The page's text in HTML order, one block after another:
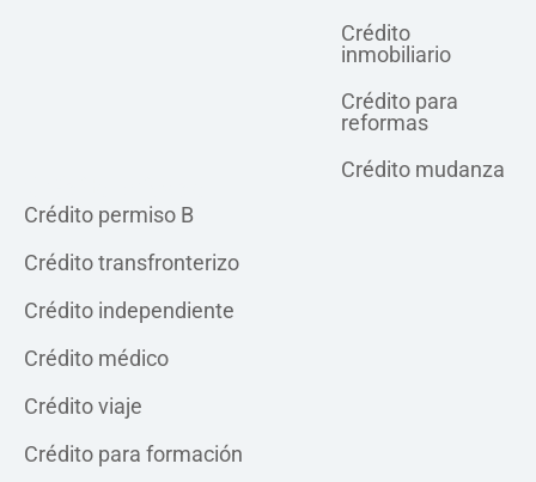
Crédito
inmobiliario
Crédito para
reformas
Crédito mudanza
Crédito permiso B
Crédito transfronterizo
Crédito independiente
Crédito médico
Crédito viaje
Crédito para formación